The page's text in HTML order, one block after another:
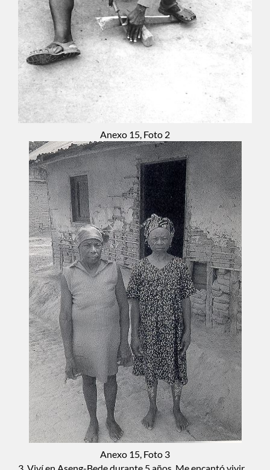
Anexo 15, Foto 2
Anexo 15, Foto 3